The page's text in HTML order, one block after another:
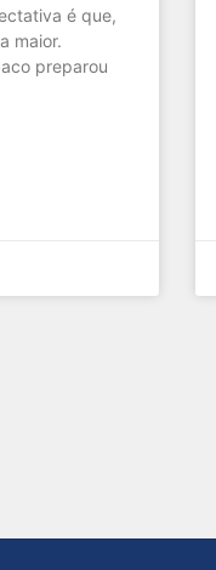
é que,
maior.
preparou